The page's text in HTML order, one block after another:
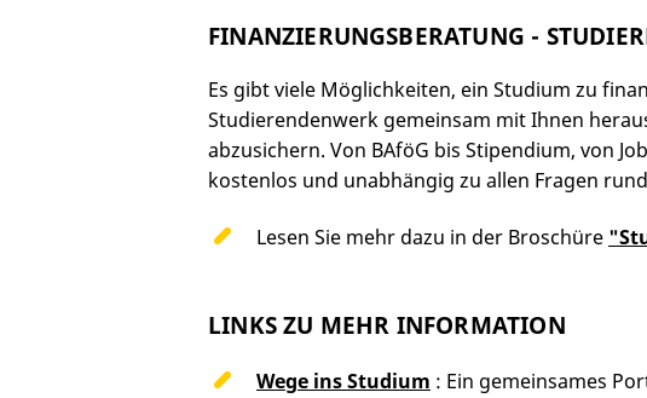
FINANZIERUNGSBERATUNG -
Es gibt viele Möglichkeiten, ein Studium zu
Studierendenwerk gemeinsam mit Ihnen
abzusichern. Von BAföG bis Stipendium, von
kostenlos und unabhängig zu allen Fragen
Lesen Sie mehr dazu in der Broschüre
LINKS ZU MEHR INFORMATION
Wege ins Studium : Ein gemeinsames